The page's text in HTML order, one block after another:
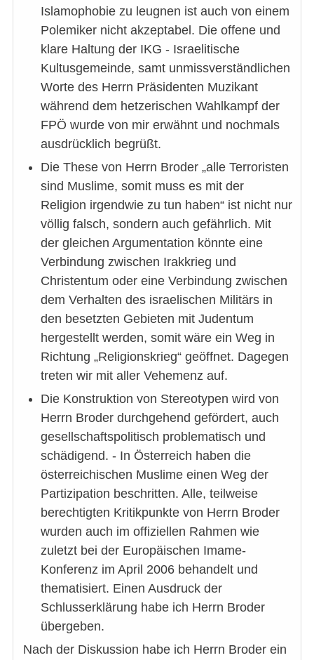
Islamophobie zu leugnen ist auch von einem
Polemiker nicht akzeptabel. Die offene und
klare Haltung der IKG - Israelitische
Kultusgemeinde, samt unmissverständlichen
Worte des Herrn Präsidenten Muzikant
während dem hetzerischen Wahlkampf der
FPÖ wurde von mir erwähnt und nochmals
ausdrücklich begrüßt.
Die These von Herrn Broder „alle Terroristen
sind Muslime, somit muss es mit der
Religion irgendwie zu tun haben“ ist nicht nur
völlig falsch, sondern auch gefährlich. Mit
der gleichen Argumentation könnte eine
Verbindung zwischen Irakkrieg und
Christentum oder eine Verbindung zwischen
dem Verhalten des israelischen Militärs in
den besetzten Gebieten mit Judentum
hergestellt werden, somit wäre ein Weg in
Richtung „Religionskrieg“ geöffnet. Dagegen
treten wir mit aller Vehemenz auf.
Die Konstruktion von Stereotypen wird von
Herrn Broder durchgehend gefördert, auch
gesellschaftspolitisch problematisch und
schädigend. - In Österreich haben die
österreichischen Muslime einen Weg der
Partizipation beschritten. Alle, teilweise
berechtigten Kritikpunkte von Herrn Broder
wurden auch im offiziellen Rahmen wie
zuletzt bei der Europäischen Imame-
Konferenz im April 2006 behandelt und
thematisiert. Einen Ausdruck der
Schlusserklärung habe ich Herrn Broder
übergeben.
Nach der Diskussion habe ich Herrn Broder ein